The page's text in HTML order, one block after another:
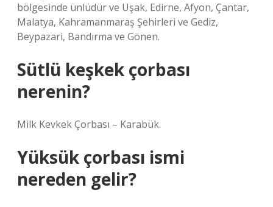
bölgesinde ünlüdür ve Uşak, Edirne, Afyon, Çantar,
Malatya, Kahramanmaraş Şehirleri ve Gediz,
Beypazari, Bandırma ve Gönen.
Sütlü keşkek çorbası
nerenin?
Milk Kevkek Çorbası – Karabük.
Yüksük çorbası ismi
nereden gelir?